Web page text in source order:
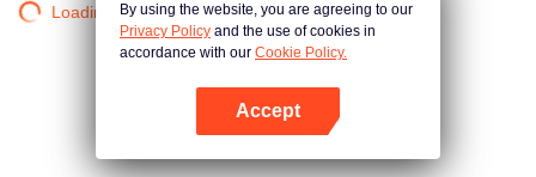
Loading…By using the website, you are agreeing to our
Privacy Policy and the use of cookies in
accordance with our Cookie Policy.
Accept